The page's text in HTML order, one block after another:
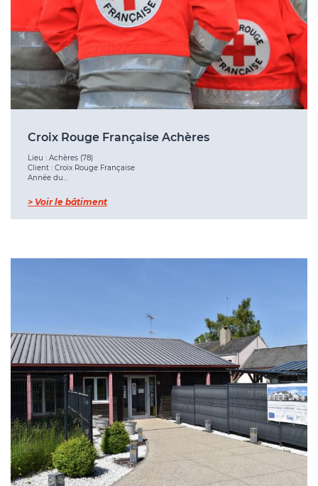
Croix Rouge Française Achères
Lieu : Achères (78)
Client : Croix Rouge Française
Année du…
> Voir le bâtiment